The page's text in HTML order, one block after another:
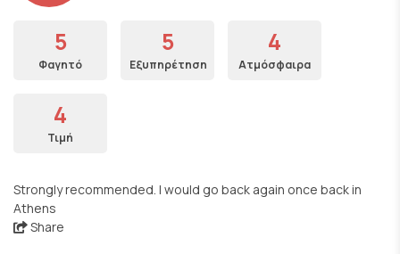
5
Φαγητό
5
Εξυπηρέτηση
4
Ατμόσφαιρα
4
Τιμή
Strongly recommended. I would go back again once back in
Athens
Share